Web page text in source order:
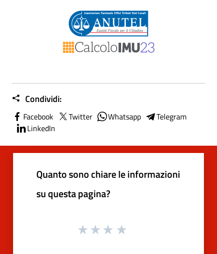
Condividi:
Facebook Twitter Whatsapp
Telegram
LinkedIn
Quanto sono chiare le informazioni
su questa pagina?